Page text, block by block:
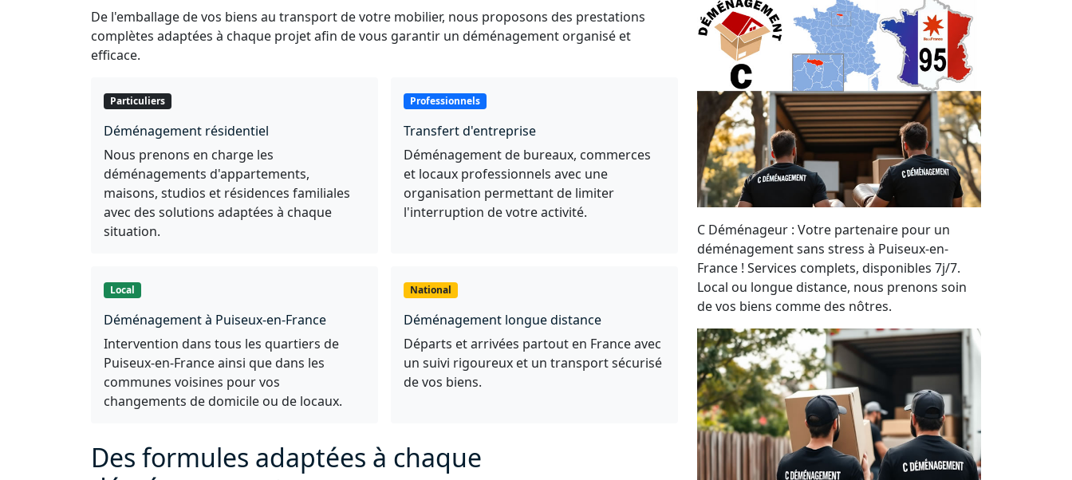
De l'emballage de vos biens au transport de votre mobilier, nous proposons des prestations
complètes adaptées à chaque projet afin de vous garantir un déménagement organisé et
efficace.
Particuliers
Déménagement résidentiel
Nous prenons en charge les
déménagements d'appartements,
maisons, studios et résidences familiales
avec des solutions adaptées à chaque
situation.
Professionnels
Transfert d'entreprise
Déménagement de bureaux, commerces
et locaux professionnels avec une
organisation permettant de limiter
l'interruption de votre activité.
Local
Déménagement à Puiseux-en-France
Intervention dans tous les quartiers de
Puiseux-en-France ainsi que dans les
communes voisines pour vos
changements de domicile ou de locaux.
National
Déménagement longue distance
Départs et arrivées partout en France avec
un suivi rigoureux et un transport sécurisé
de vos biens.
Des formules adaptées à chaque
C Déménageur : Votre partenaire pour un
déménagement sans stress à Puiseux-en-
France ! Services complets, disponibles 7j/7.
Local ou longue distance, nous prenons soin
de vos biens comme des nôtres.